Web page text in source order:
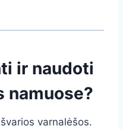
ir naudoti
namuose?
varnalėšos.